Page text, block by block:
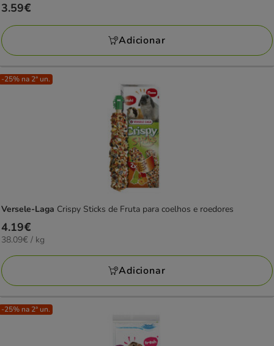
Preço
3.59€
3.59€
Adicionar
-25% na 2ª un.
Versele-Laga Crispy Sticks de Fruta para coelhos e roedores
Preço
4.19€
4.19€
38.09€
KG
38.09€ / kg
Adicionar
-25% na 2ª un.